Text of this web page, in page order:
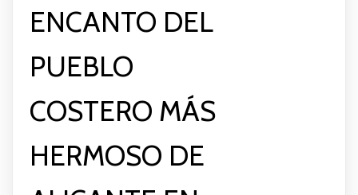
ENCANTO DEL
PUEBLO
COSTERO MÁS
HERMOSO DE